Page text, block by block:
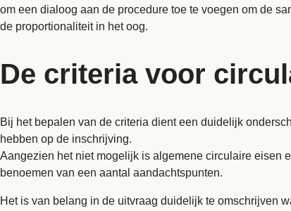
om een dialoog aan de procedure toe te voegen om de
de proportionaliteit in het oog.
De criteria voor
Bij het bepalen van de criteria dient een duidelijk
hebben op de inschrijving.
Aangezien het niet mogelijk is algemene circulaire eisen
benoemen van een aantal aandachtspunten.
Het is van belang in de uitvraag duidelijk te omschrijven